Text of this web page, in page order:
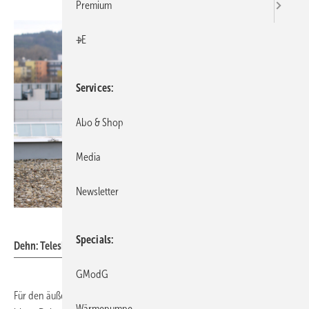
Dehn: Teleskopierbare Fangstange.
Für den äußeren Blitzschutz von Dachaufbauten oder Bauwerken
Premium
+E
Services
Abo & Shop
Media
Newsletter
Specials
GModG